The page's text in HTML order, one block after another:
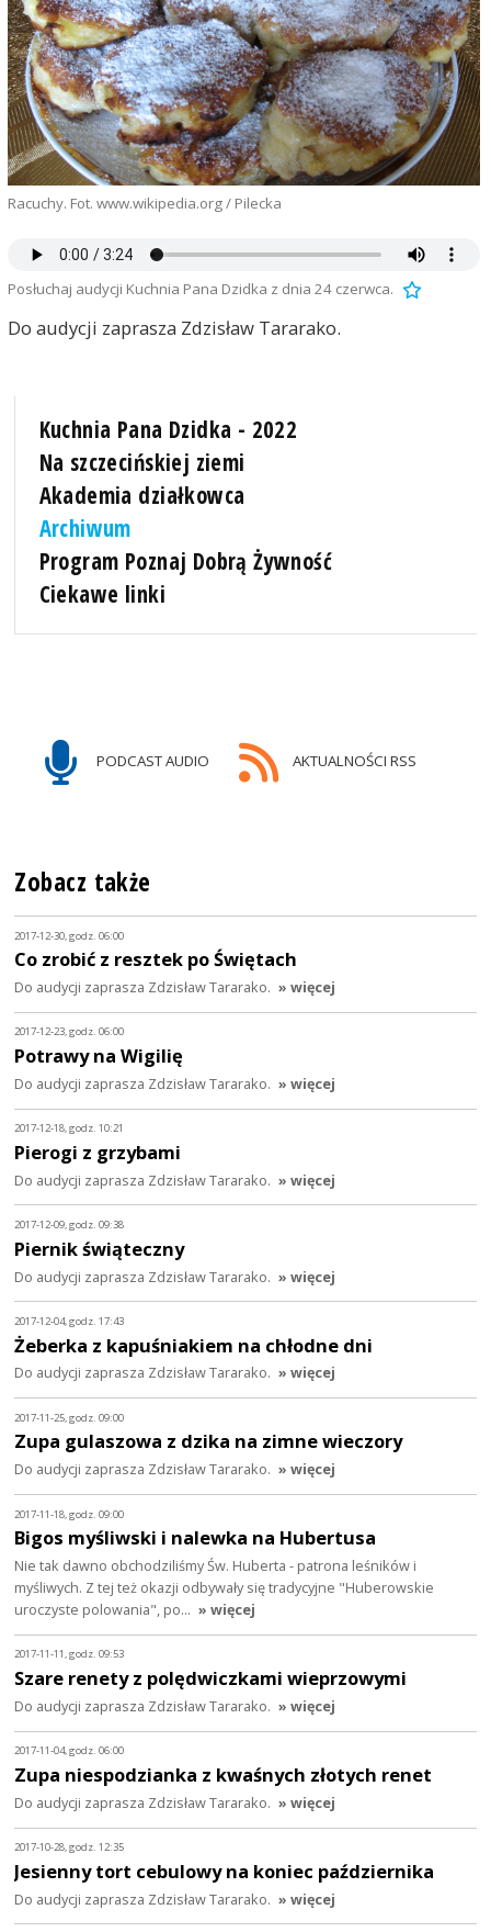
Racuchy. Fot. www.wikipedia.org / Pilecka
Posłuchaj audycji Kuchnia Pana Dzidka z dnia 24 czerwca.
Do audycji zaprasza Zdzisław Tararako.
Kuchnia Pana Dzidka - 2022
Na szczecińskiej ziemi
Akademia działkowca
Archiwum
Program Poznaj Dobrą Żywność
Ciekawe linki
PODCAST AUDIO AKTUALNOŚCI RSS
Zobacz także
2017-12-30, godz. 06:00
Co zrobić z resztek po Świętach
Do audycji zaprasza Zdzisław Tararako. » więcej
2017-12-23, godz. 06:00
Potrawy na Wigilię
Do audycji zaprasza Zdzisław Tararako. » więcej
2017-12-18, godz. 10:21
Pierogi z grzybami
Do audycji zaprasza Zdzisław Tararako. » więcej
2017-12-09, godz. 09:38
Piernik świąteczny
Do audycji zaprasza Zdzisław Tararako. » więcej
2017-12-04, godz. 17:43
Żeberka z kapuśniakiem na chłodne dni
Do audycji zaprasza Zdzisław Tararako. » więcej
2017-11-25, godz. 09:00
Zupa gulaszowa z dzika na zimne wieczory
Do audycji zaprasza Zdzisław Tararako. » więcej
2017-11-18, godz. 09:00
Bigos myśliwski i nalewka na Hubertusa
Nie tak dawno obchodziliśmy Św. Huberta - patrona leśników i
myśliwych. Z tej też okazji odbywały się tradycyjne "Huberowskie
uroczyste polowania", po… » więcej
2017-11-11, godz. 09:53
Szare renety z polędwiczkami wieprzowymi
Do audycji zaprasza Zdzisław Tararako. » więcej
2017-11-04, godz. 06:00
Zupa niespodzianka z kwaśnych złotych renet
Do audycji zaprasza Zdzisław Tararako. » więcej
2017-10-28, godz. 12:35
Jesienny tort cebulowy na koniec października
Do audycji zaprasza Zdzisław Tararako. » więcej